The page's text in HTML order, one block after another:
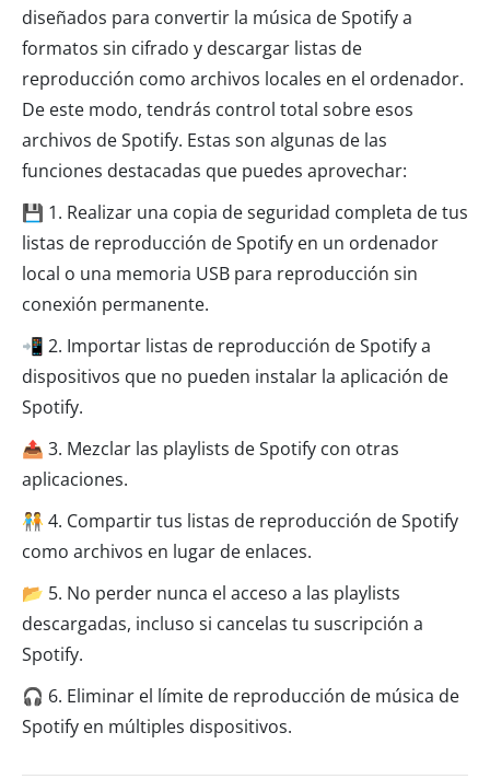
diseñados para convertir la música de Spotify a
formatos sin cifrado y descargar listas de
reproducción como archivos locales en el ordenador.
De este modo, tendrás control total sobre esos
archivos de Spotify. Estas son algunas de las
funciones destacadas que puedes aprovechar:
💾 1. Realizar una copia de seguridad completa de tus
listas de reproducción de Spotify en un ordenador
local o una memoria USB para reproducción sin
conexión permanente.
📲 2. Importar listas de reproducción de Spotify a
dispositivos que no pueden instalar la aplicación de
Spotify.
📤 3. Mezclar las playlists de Spotify con otras
aplicaciones.
🧑‍🤝‍🧑 4. Compartir tus listas de reproducción de Spotify
como archivos en lugar de enlaces.
📂 5. No perder nunca el acceso a las playlists
descargadas, incluso si cancelas tu suscripción a
Spotify.
🎧 6. Eliminar el límite de reproducción de música de
Spotify en múltiples dispositivos.